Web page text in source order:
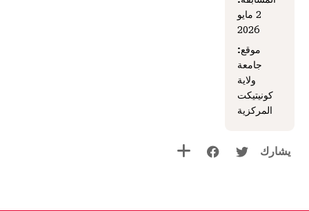
2 مايو
2026
موقع:
جامعة
ولاية
كونيتيكت
المركزية
يشارك